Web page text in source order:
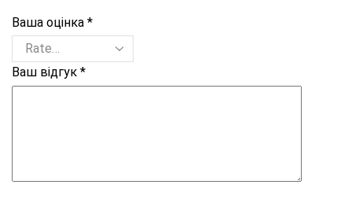
Ваша оцінка *
Ваш відгук *